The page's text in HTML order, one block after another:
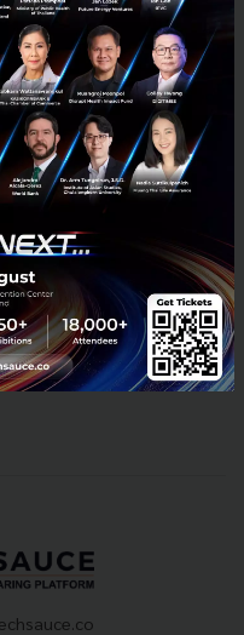
ปสร้างเคสมือถือแบบที่
ชันที่ให้บริการสำหรับคู่รักเพื่อ
ได้จับมือกับ Casetify ซึ่งเป็น
ย เป...